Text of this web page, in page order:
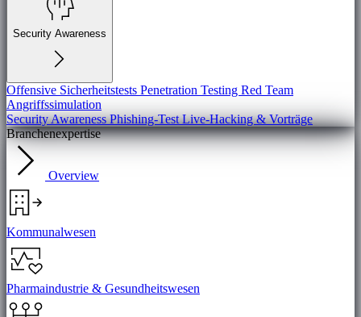
Security Awareness
Offensive Sicherheitstests Penetration Testing Red Team
Angriffssimulation
Security AwarenessPhishing-TestLive-Hacking & Vorträge
Branchenexpertise
Overview
Kommunalwesen
Pharmaindustrie & Gesundheitswesen